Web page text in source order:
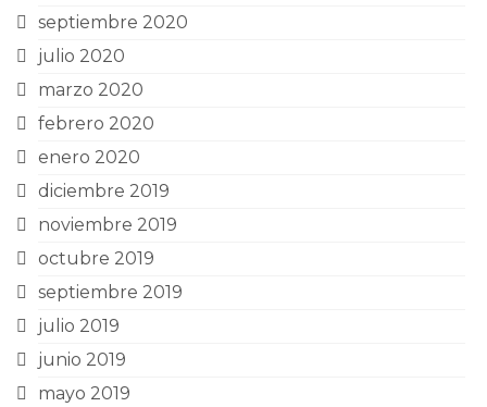
septiembre 2020
julio 2020
marzo 2020
febrero 2020
enero 2020
diciembre 2019
noviembre 2019
octubre 2019
septiembre 2019
julio 2019
junio 2019
mayo 2019